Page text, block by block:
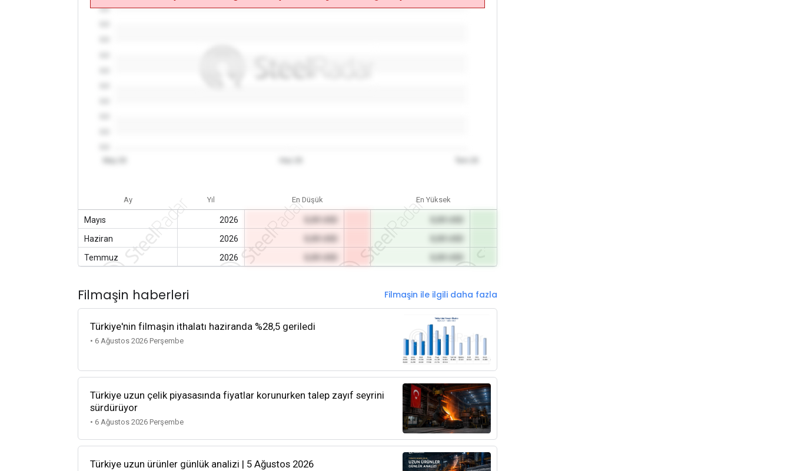
0.0
Ay Yıl En Düşük En Yüksek
Mayıs 2026
Haziran
2026
Temmuz
2026
Filmaşin haberleri Filmaşin ile ilgili daha fazla
Türkiye'nin filmaşin ithalatı haziranda %28,5 geriledi
• 6 Ağustos 2026 Perşembe
Türkiye uzun çelik piyasasında fiyatlar korunurken talep zayıf seyrini
sürdürüyor
• 6 Ağustos 2026 Perşembe
Türkiye uzun ürünler günlük analizi | 5 Ağustos 2026